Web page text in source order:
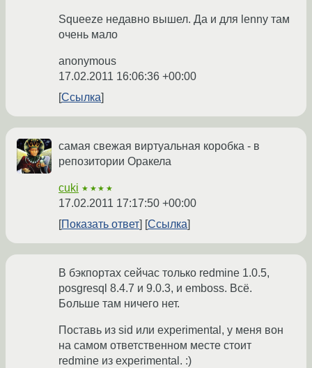
Squeeze недавно вышел. Да и для lenny там
очень мало
anonymous
17.02.2011 16:06:36 +00:00
Ссылка
самая свежая виртуальная коробка - в
репозитории Оракела
cuki ★★★★
17.02.2011 17:17:50 +00:00
Показать ответ
Ссылка
В бэкпортах сейчас только redmine 1.0.5,
posgresql 8.4.7 и 9.0.3, и emboss. Всё.
Больше там ничего нет.
Поставь из sid или experimental, у меня вон
на самом ответственном месте стоит
redmine из experimental. :)